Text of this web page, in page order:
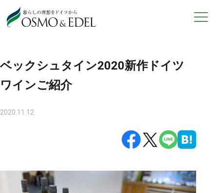
製品サービス
ヴァレーマ
ベックシュタイン2020新作ドイツ
ワインご紹介
2020.11.12